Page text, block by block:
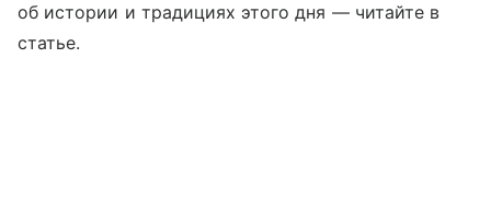
об истории и традициях этого дня — читайте в
статье.